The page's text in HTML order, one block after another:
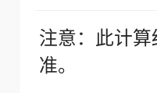
注意：此计
准。